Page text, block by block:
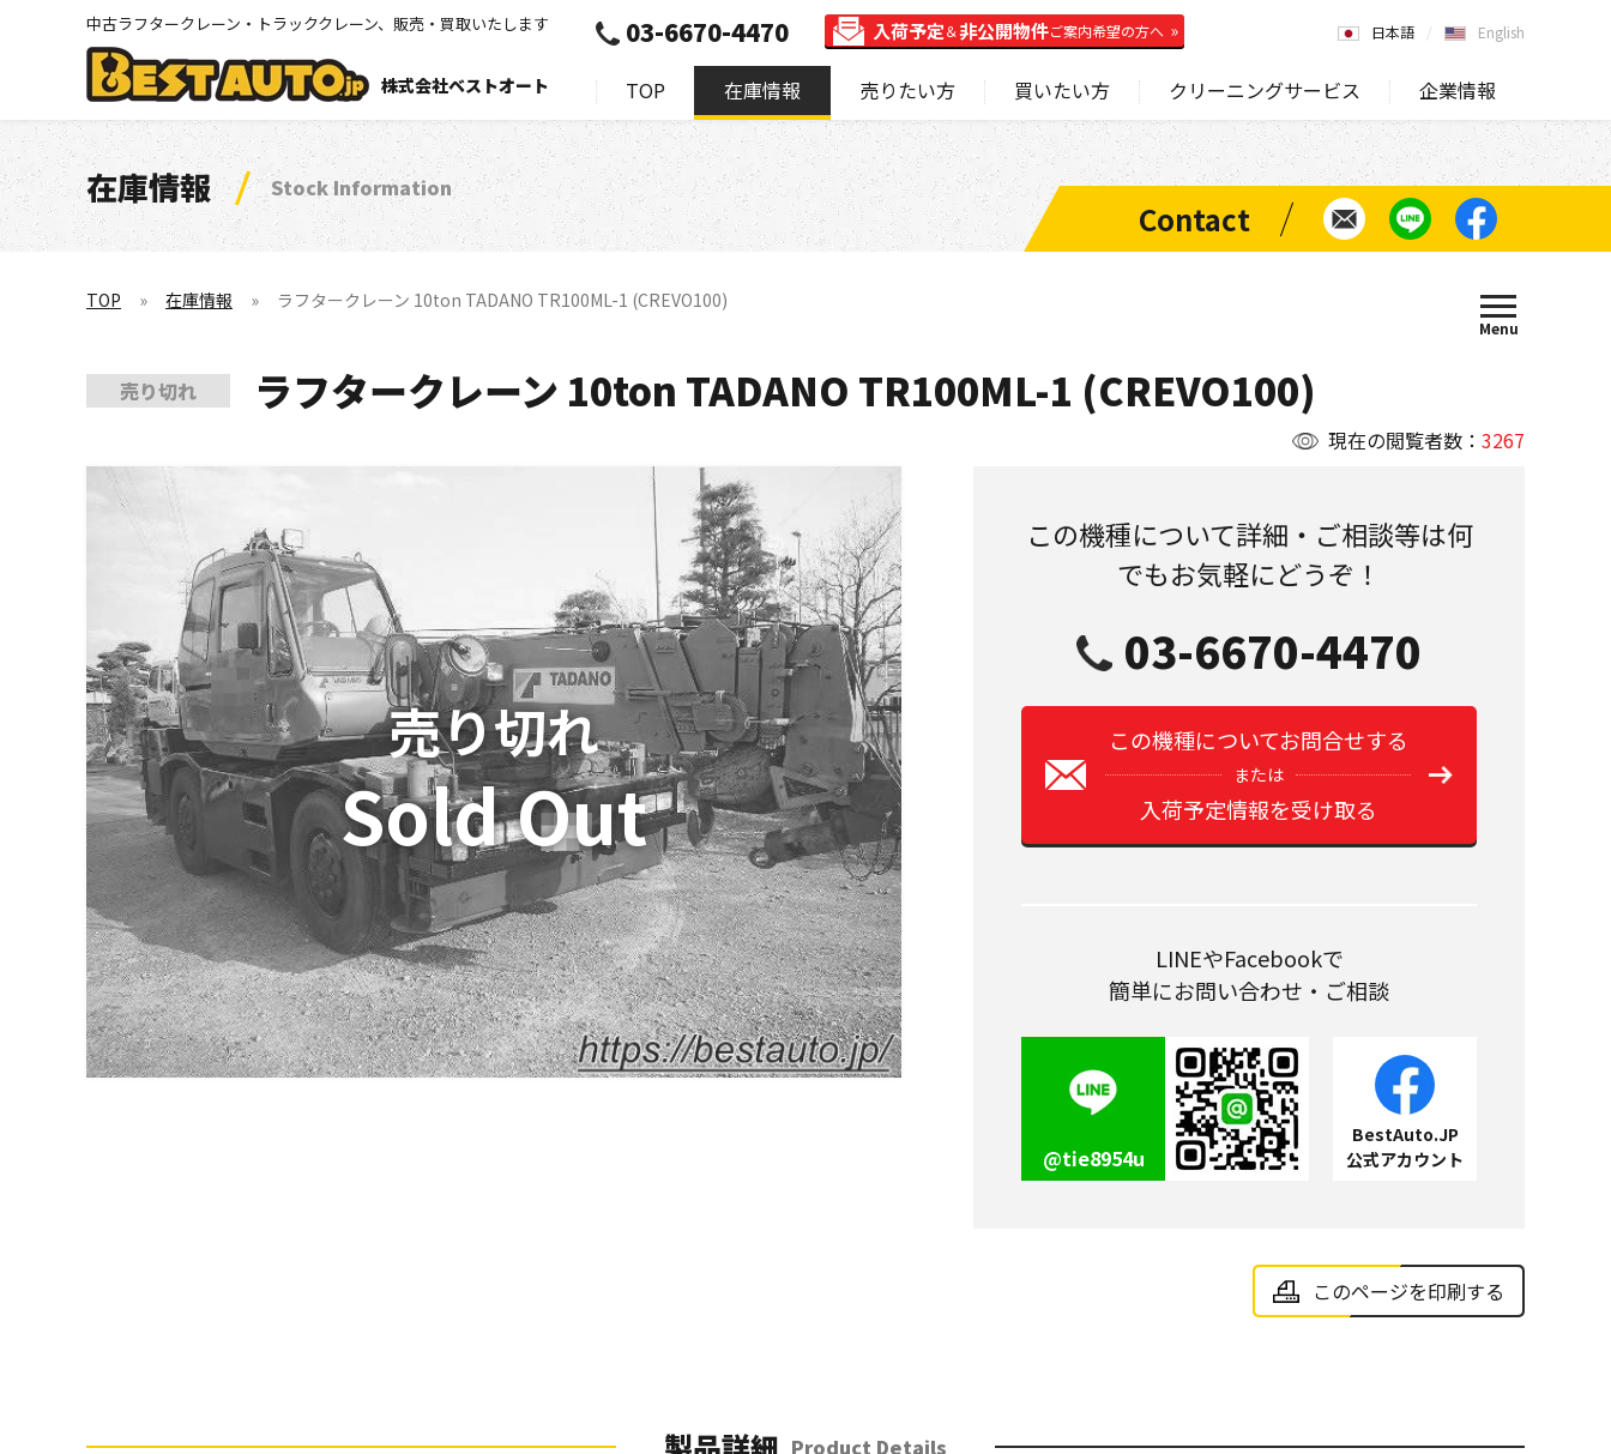
中古ラフタークレーン・トラッククレーン、販売・買取いたします
株式会社ベストオート TOP 在庫情報 売りたい方 買いたい方 クリーニングサービス 企業情報
03-6670-4470 入荷予定＆非公開物件ご案内希望の方へ 日本語 English
在庫情報 Stock Information
TOP 在庫情報 ラフタークレーン 10ton TADANO TR100ML-1 (CREVO100)
現在の閲覧者数： 3267
売り切れ ラフタークレーン 10ton TADANO TR100ML-1 (CREVO100)
この機種について詳細・ご相談等は何
でもお気軽にどうぞ！
03-6670-4470
この機種についてお問合せする
または
入荷予定情報を受け取る
LINEやFacebookで
簡単にお問い合わせ・ご相談
@tie8954u
BestAuto.JP
公式アカウント
このページを印刷する
Product Details